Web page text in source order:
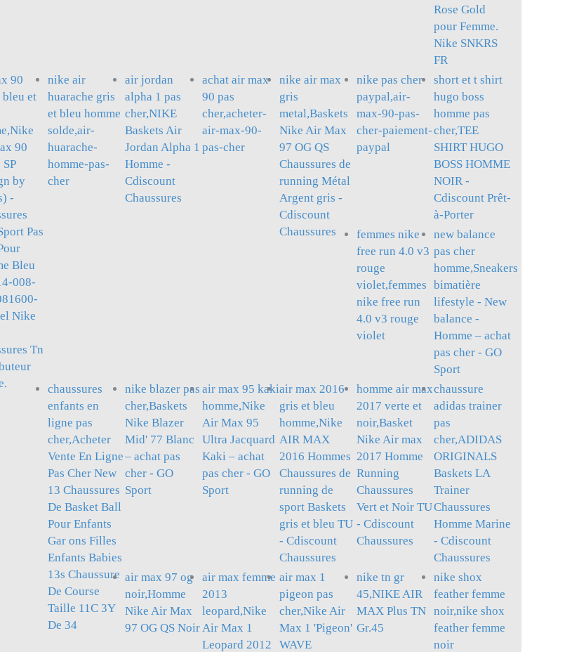
Rose Gold
pour Femme.
Nike SNKRS
FR
90
bleu et
90
by
-
Pas
Bleu
008-
Nike
Tn
nike air
huarache gris
et bleu homme
solde,air-
huarache-
homme-pas-
cher
air jordan
alpha 1 pas
cher,NIKE
Baskets Air
Jordan Alpha 1
Homme -
Cdiscount
Chaussures
achat air max
90 pas
cher,acheter-
air-max-90-
pas-cher
nike air max
gris
metal,Baskets
Nike Air Max
97 OG QS
Chaussures de
running Métal
Argent gris -
Cdiscount
Chaussures
nike pas cher
paypal,air-
max-90-pas-
cher-paiement-
paypal
short et t shirt
hugo boss
homme pas
cher,TEE
SHIRT HUGO
BOSS HOMME
NOIR -
Cdiscount Prêt-
à-Porter
femmes nike
free run 4.0 v3
rouge
violet,femmes
nike free run
4.0 v3 rouge
violet
new balance
pas cher
homme,Sneakers
bimatière
lifestyle - New
balance -
Homme – achat
pas cher - GO
Sport
chaussures
enfants en
ligne pas
cher,Acheter
Vente En Ligne
Pas Cher New
13 Chaussures
De Basket Ball
Pour Enfants
Gar ons Filles
Enfants Babies
13s Chaussure
De Course
Taille 11C 3Y
De 34
nike blazer pas
cher,Baskets
Nike Blazer
Mid' 77 Blanc
– achat pas
cher - GO
Sport
air max 95 kaki
homme,Nike
Air Max 95
Ultra Jacquard
Kaki – achat
pas cher - GO
Sport
air max 2016
gris et bleu
homme,Nike
AIR MAX
2016 Hommes
Chaussures de
running de
sport Baskets
gris et bleu TU
- Cdiscount
Chaussures
homme air max
2017 verte et
noir,Basket
Nike Air max
2017 Homme
Running
Chaussures
Vert et Noir TU
- Cdiscount
Chaussures
chaussure
adidas trainer
pas
cher,ADIDAS
ORIGINALS
Baskets LA
Trainer
Chaussures
Homme Marine
- Cdiscount
Chaussures
air max 97 og
noir,Homme
Nike Air Max
97 OG QS Noir
air max femme
2013
leopard,Nike
Air Max 1
Leopard 2012
air max 1
pigeon pas
cher,Nike Air
Max 1 'Pigeon'
WAVE
nike tn gr
45,NIKE AIR
MAX Plus TN
Gr.45
nike shox
feather femme
noir,nike shox
feather femme
noir